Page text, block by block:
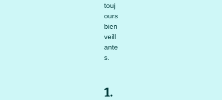
touj
ours
bien
veill
ante
s.
1.